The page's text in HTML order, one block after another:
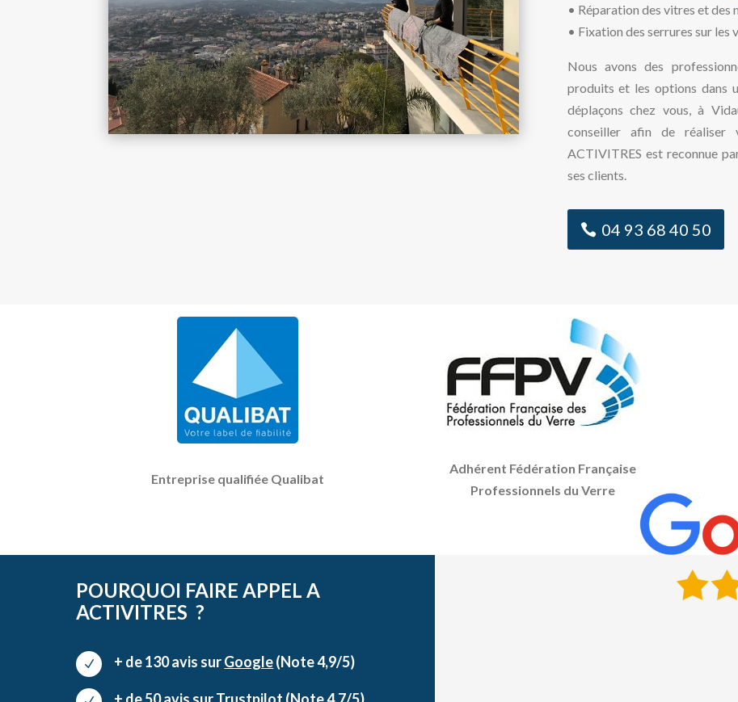
• Réparation des vitres et
• Fixation des serrures sur
Nous avons des
produits et les options dans
déplaçons chez vous, à
conseiller afin de réaliser
ACTIVITRES est reconnue
ses clients.
04 93 68 40 50
Entreprise qualifiée Qualibat
Adhérent Fédération Française
Professionnels du Verre
POURQUOI FAIRE APPEL A
ACTIVITRES ?
N + de 130 avis surGoogle(Note 4,9/5)